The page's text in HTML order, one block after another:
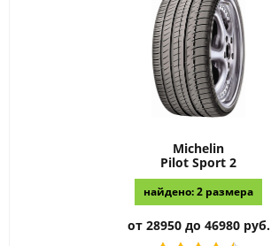
Michelin
Pilot Sport 2
найдено: 2 размера
от 28950 до 46980 руб.